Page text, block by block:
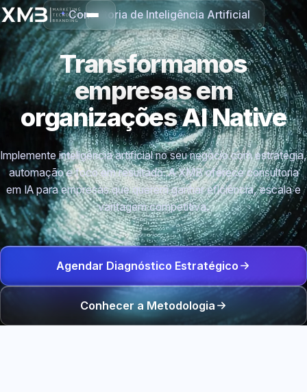
Consultoria de Inteligência Artificial
Transformamos
empresas em
organizaçõesAI Native
Implemente inteligência artificial no seu negócio com estratégia,
automação e foco em resultado. A XMB oferece consultoria
em IA para empresas que querem ganhar eficiência, escala e
vantagem competitiva.
Agendar Diagnóstico Estratégico
Conhecer a Metodologia